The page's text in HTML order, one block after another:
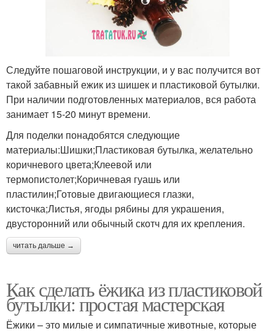
Следуйте пошаговой инструкции, и у вас получится вот
такой забавный ежик из шишек и пластиковой бутылки.
При наличии подготовленных материалов, вся работа
занимает 15-20 минут времени.
Для поделки понадобятся следующие
материалы:Шишки;Пластиковая бутылка, желательно
коричневого цвета;Клеевой или
термопистолет;Коричневая гуашь или
пластилин;Готовые двигающиеся глазки,
кисточка;Листья, ягоды рябины для украшения,
двусторонний или обычный скотч для их крепления.
читать дальше →
Как сделать ёжика из пластиковой
бутылки: простая мастерская
Ёжики – это милые и симпатичные животные, которые